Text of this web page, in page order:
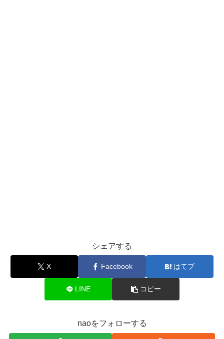
シェアする
X Facebook はてブ
LINE コピー
naoをフォローする